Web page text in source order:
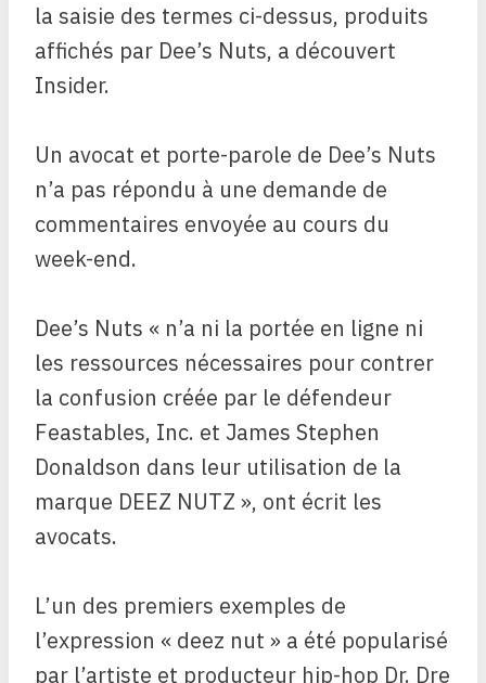
la saisie des termes ci-dessus, produits
affichés par Dee’s Nuts, a découvert
Insider.
Un avocat et porte-parole de Dee’s Nuts
n’a pas répondu à une demande de
commentaires envoyée au cours du
week-end.
Dee’s Nuts « n’a ni la portée en ligne ni
les ressources nécessaires pour contrer
la confusion créée par le défendeur
Feastables, Inc. et James Stephen
Donaldson dans leur utilisation de la
marque DEEZ NUTZ », ont écrit les
avocats.
L’un des premiers exemples de
l’expression « deez nut » a été popularisé
par l’artiste et producteur hip-hop Dr. Dre